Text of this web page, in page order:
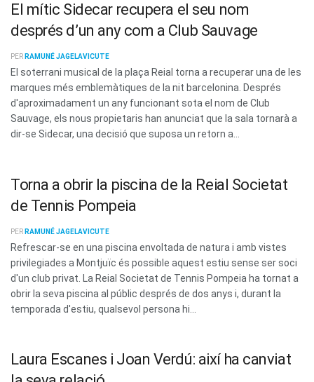
El mític Sidecar recupera el seu nom
després d’un any com a Club Sauvage
PER RAMUNÉ JAGELAVICUTE
El soterrani musical de la plaça Reial torna a recuperar una de les
marques més emblemàtiques de la nit barcelonina. Després
d'aproximadament un any funcionant sota el nom de Club
Sauvage, els nous propietaris han anunciat que la sala tornarà a
dir-se Sidecar, una decisió que suposa un retorn a...
Torna a obrir la piscina de la Reial Societat
de Tennis Pompeia
PER RAMUNÉ JAGELAVICUTE
Refrescar-se en una piscina envoltada de natura i amb vistes
privilegiades a Montjuïc és possible aquest estiu sense ser soci
d'un club privat. La Reial Societat de Tennis Pompeia ha tornat a
obrir la seva piscina al públic després de dos anys i, durant la
temporada d'estiu, qualsevol persona hi...
Laura Escanes i Joan Verdú: així ha canviat